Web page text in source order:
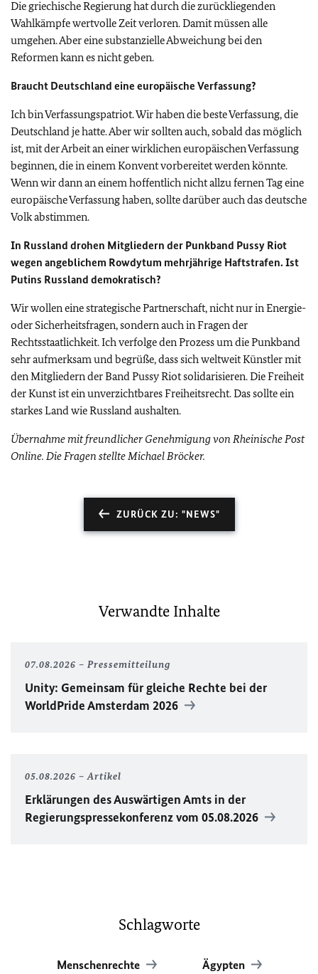
Die griechische Regierung hat durch die zurückliegenden
Wahlkämpfe wertvolle Zeit verloren. Damit müssen alle
umgehen. Aber eine substanzielle Abweichung bei den
Reformen kann es nicht geben.
Braucht Deutschland eine europäische Verfassung?
Ich bin Verfassungspatriot. Wir haben die beste Verfassung, die
Deutschland je hatte. Aber wir sollten auch, sobald das möglich
ist, mit der Arbeit an einer wirklichen europäischen Verfassung
beginnen, die in einem Konvent vorbereitet werden könnte.
Wenn wir dann an einem hoffentlich nicht allzu fernen Tag eine
europäische Verfassung haben, sollte darüber auch das deutsche
Volk abstimmen.
In Russland drohen Mitgliedern der Punkband Pussy Riot
wegen angeblichem Rowdytum mehrjährige Haftstrafen. Ist
Putins Russland demokratisch?
Wir wollen eine strategische Partnerschaft, nicht nur in Energie-
oder Sicherheitsfragen, sondern auch in Fragen der
Rechtsstaatlichkeit. Ich verfolge den Prozess um die Punkband
sehr aufmerksam und begrüße, dass sich weltweit Künstler mit
den Mitgliedern der Band Pussy Riot solidarisieren. Die Freiheit
der Kunst ist ein unverzichtbares Freiheitsrecht. Das sollte ein
starkes Land wie Russland aushalten.
Übernahme mit freundlicher Genehmigung von Rheinische Post
Online. Die Fragen stellte Michael Bröcker.
ZURÜCK ZU: "NEWS"
Verwandte Inhalte
07.08.2026 Pressemitteilung
Unity: Gemeinsam für gleiche Rechte bei der
WorldPrideAmsterdam 2026
05.08.2026 Artikel
Erklärungen des Auswärtigen Amts in der
Regierungspressekonferenz vom 05.08.2026
Schlagworte
Menschenrechte Ägypten